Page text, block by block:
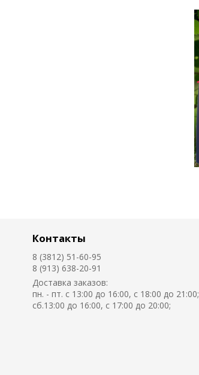
Контакты
8 (3812) 51-60-95
8 (913) 638-20-91
Доставка заказов:
пн. - пт. с 13:00 до 16:00, с 18:00 до 21:00;
сб.13:00 до 16:00, с 17:00 до 20:00;